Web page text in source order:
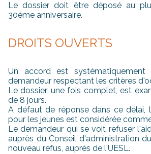
Le dossier doit être déposé au
30ème anniversaire.
DROITS OUVERTS
Un accord est
demandeur respectant les critères
Le dossier, une fois complet, est
de 8 jours.
A défaut de réponse dans ce délai,
pour les jeunes est considérée
Le demandeur qui se voit refuser
auprès du Conseil d'administration
nouveau refus, auprès de l'UESL.